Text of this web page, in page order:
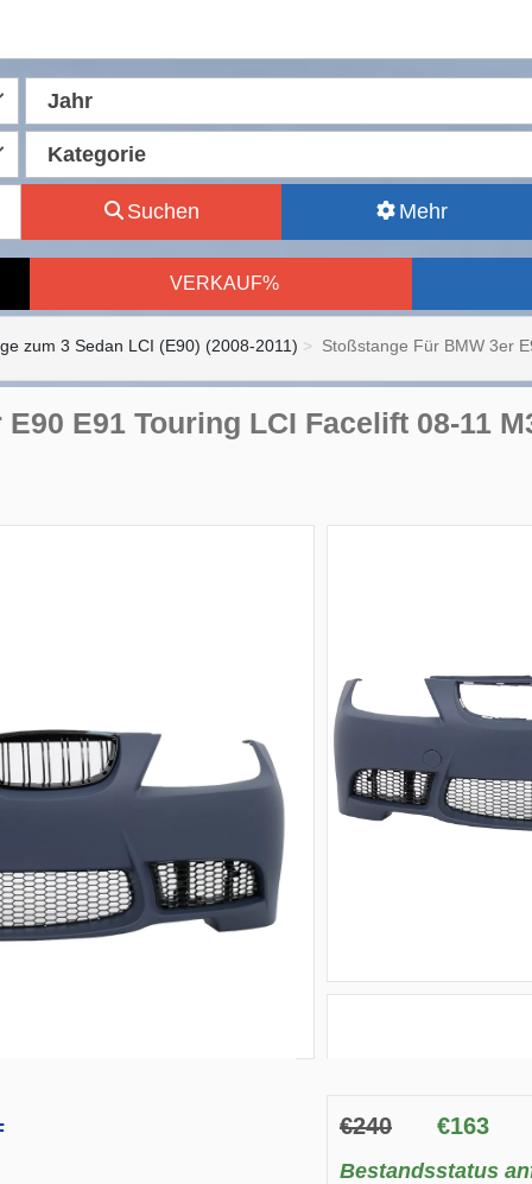
Jahr
Kategorie
Suchen Mehr
VERKAUF%
zum 3 Sedan LCI (E90) (2008-2011) Stoßstange Für BMW 3er
E91 Touring LCI Facelift 08-11
€240 €163
Bestandsstatus